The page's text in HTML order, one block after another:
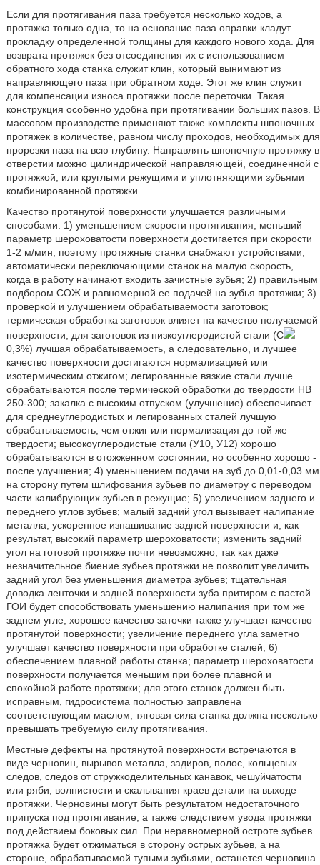
Если для протягивания паза требуется несколько ходов, а
протяжка только одна, то на основание паза оправки кладут
прокладку определенной толщины для каждого нового хода. Для
возврата протяжек без отсоединения их с использованием
обратного хода станка служит клин, который вынимают из
направляющего паза при обратном ходе. Этот же клин служит
для компенсации износа протяжки после переточки. Такая
конструкция особенно удобна при протягивании больших пазов. В
массовом производстве применяют также комплекты шпоночных
протяжек в количестве, равном числу проходов, необходимых для
прорезки паза на всю глубину. Направлять шпоночную протяжку в
отверстии можно цилиндрической направляющей, соединенной с
протяжкой, или круглыми режущими и уплотняющими зубьями
комбинированной протяжки.
Качество протянутой поверхности улучшается различными
способами: 1) уменьшением скорости протягивания; меньший
параметр шероховатости поверхности достигается при скорости
1-2 м/мин, поэтому протяжные станки снабжают устройствами,
автоматически переключающими станок на малую скорость,
когда в работу начинают входить зачистные зубья; 2) правильным
подбором СОЖ и равномерной ее подачей на зубья протяжки; 3)
проверкой и улучшением обрабатываемости заготовок;
термическая обработка заготовок влияет на качество получаемой
поверхности; для заготовок из низкоуглеродистой стали (C
0,3%) лучшая обрабатываемость, а следовательно, и лучшее
качество поверхности достигаются нормализацией или
изотермическим отжигом; легированные вязкие стали лучше
обрабатываются после термической обработки до твердости НВ
250-300; закалка с высоким отпуском (улучшение) обеспечивает
для среднеуглеродистых и легированных сталей лучшую
обрабатываемость, чем отжиг или нормализация до той же
твердости; высокоуглеродистые стали (У10, У12) хорошо
обрабатываются в отожженном состоянии, но особенно хорошо -
после улучшения; 4) уменьшением подачи на зуб до 0,01-0,03 мм
на сторону путем шлифования зубьев по диаметру с переводом
части калибрующих зубьев в режущие; 5) увеличением заднего и
переднего углов зубьев; малый задний угол вызывает налипание
металла, ускоренное изнашивание задней поверхности и, как
результат, высокий параметр шероховатости; изменить задний
угол на готовой протяжке почти невозможно, так как даже
незначительное биение зубьев протяжки не позволит увеличить
задний угол без уменьшения диаметра зубьев; тщательная
доводка ленточки и задней поверхности зуба притиром с пастой
ГОИ будет способствовать уменьшению налипания при том же
заднем угле; хорошее качество заточки также улучшает качество
протянутой поверхности; увеличение переднего угла заметно
улучшает качество поверхности при обработке сталей; 6)
обеспечением плавной работы станка; параметр шероховатости
поверхности получается меньшим при более плавной и
спокойной работе протяжки; для этого станок должен быть
исправным, гидросистема полностью заправлена
соответствующим маслом; тяговая сила станка должна несколько
превышать требуемую силу протягивания.
Местные дефекты на протянутой поверхности встречаются в
виде черновин, вырывов металла, задиров, полос, кольцевых
следов, следов от стружкоделительных канавок, чешуйчатости
или ряби, волнистости и скалывания краев детали на выходе
протяжки. Черновины могут быть результатом недостаточного
припуска под протягивание, а также следствием увода протяжки
под действием боковых сил. При неравномерной остроте зубьев
протяжка будет отжиматься в сторону острых зубьев, а на
стороне, обрабатываемой тупыми зубьями, останется черновина